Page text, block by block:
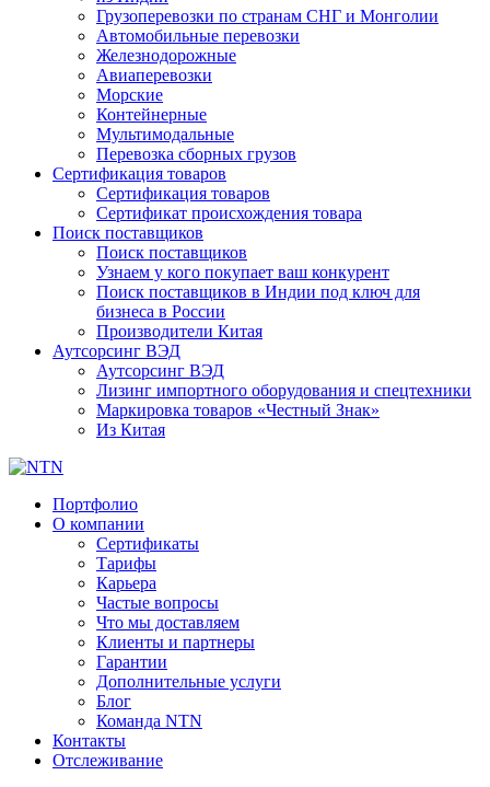
Грузоперевозки по странам СНГ и Монголии
Автомобильные перевозки
Железнодорожные
Авиаперевозки
Морские
Контейнерные
Мультимодальные
Перевозка сборных грузов
Сертификация товаров
Сертификация товаров
Сертификат происхождения товара
Поиск поставщиков
Поиск поставщиков
Узнаем у кого покупает ваш конкурент
Поиск поставщиков в Индии под ключ для
бизнеса в России
Производители Китая
Аутсорсинг ВЭД
Аутсорсинг ВЭД
Лизинг импортного оборудования и спецтехники
Маркировка товаров «Честный Знак»
Из Китая
Портфолио
О компании
Сертификаты
Тарифы
Карьера
Частые вопросы
Что мы доставляем
Клиенты и партнеры
Гарантии
Дополнительные услуги
Блог
Команда NTN
Контакты
Отслеживание